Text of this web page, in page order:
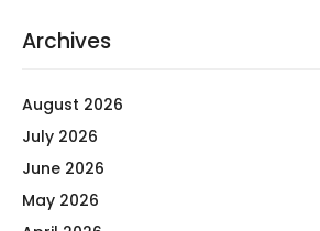
Archives
August 2026
July 2026
June 2026
May 2026